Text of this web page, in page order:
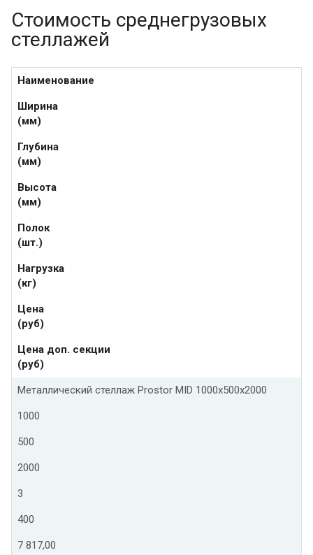
Стоимость среднегрузовых
стеллажей
Наименование
Ширина
(мм)
Глубина
(мм)
Высота
(мм)
Полок
(шт.)
Нагрузка
(кг)
Цена
(руб)
Цена доп. секции
(руб)
Металлический стеллаж Prostor MID 1000x500x2000
1000
500
2000
3
400
7 817,00